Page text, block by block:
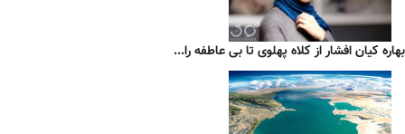
بهاره کیان افشار از کلاه پهلوی تا بی عاطفه را...